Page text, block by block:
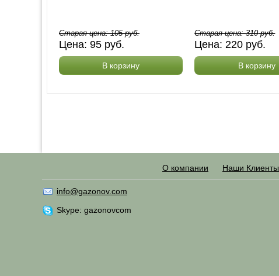
Старая цена:105руб.
Цена: 95 руб.
В корзину
Старая цена:310руб.
Цена:220 руб.
В корзину
О компании Наши Клиенты
info@gazonov.com
Skype: gazonovcom